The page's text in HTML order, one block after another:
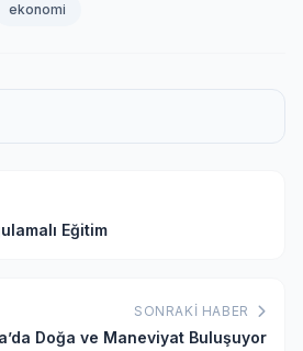
ekonomi
Eğitim
SONRAKI HABER
Doğa ve Maneviyat Buluşuyor